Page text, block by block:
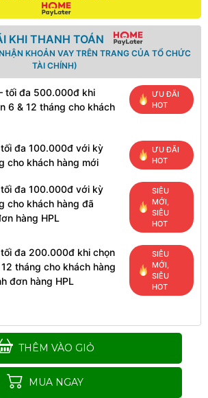
KHI THANH TOÁN
KHOẢN VAY TRÊN TRANG CỦA TỔ CHỨC
TÀI CHÍNH)
tối đa 500.000đ khi
6 & 12 tháng cho khách
ƯU ĐÃI
HOT
tối đa 100.000đ với kỳ
cho khách hàng mới
ƯU ĐÃI
HOT
tối đa 100.000đ với kỳ
cho khách hàng đã
hàng HPL
SIÊU
MỚI,
SIÊU
HOT
tối đa 200.000đ khi chọn
tháng cho khách hàng
đơn hàng HPL
SIÊU
MỚI,
SIÊU
HOT
THÊM VÀO GIỎ
MUA NGAY